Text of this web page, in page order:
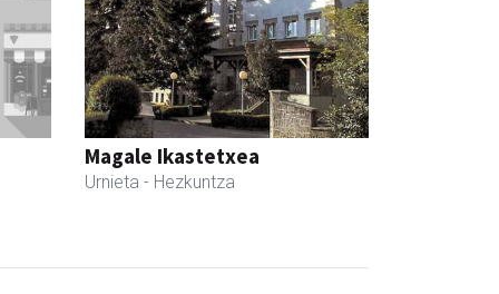
Magale Ikastetxea
Urnieta - Hezkuntza